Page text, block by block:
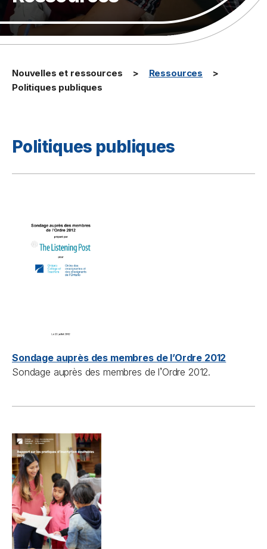
Nouvelles et ressources
Ressources
Politiques publiques
Politiques publiques
Sondage auprès des membres de l’Ordre 2012
Sondage auprès des membres de l’Ordre 2012.